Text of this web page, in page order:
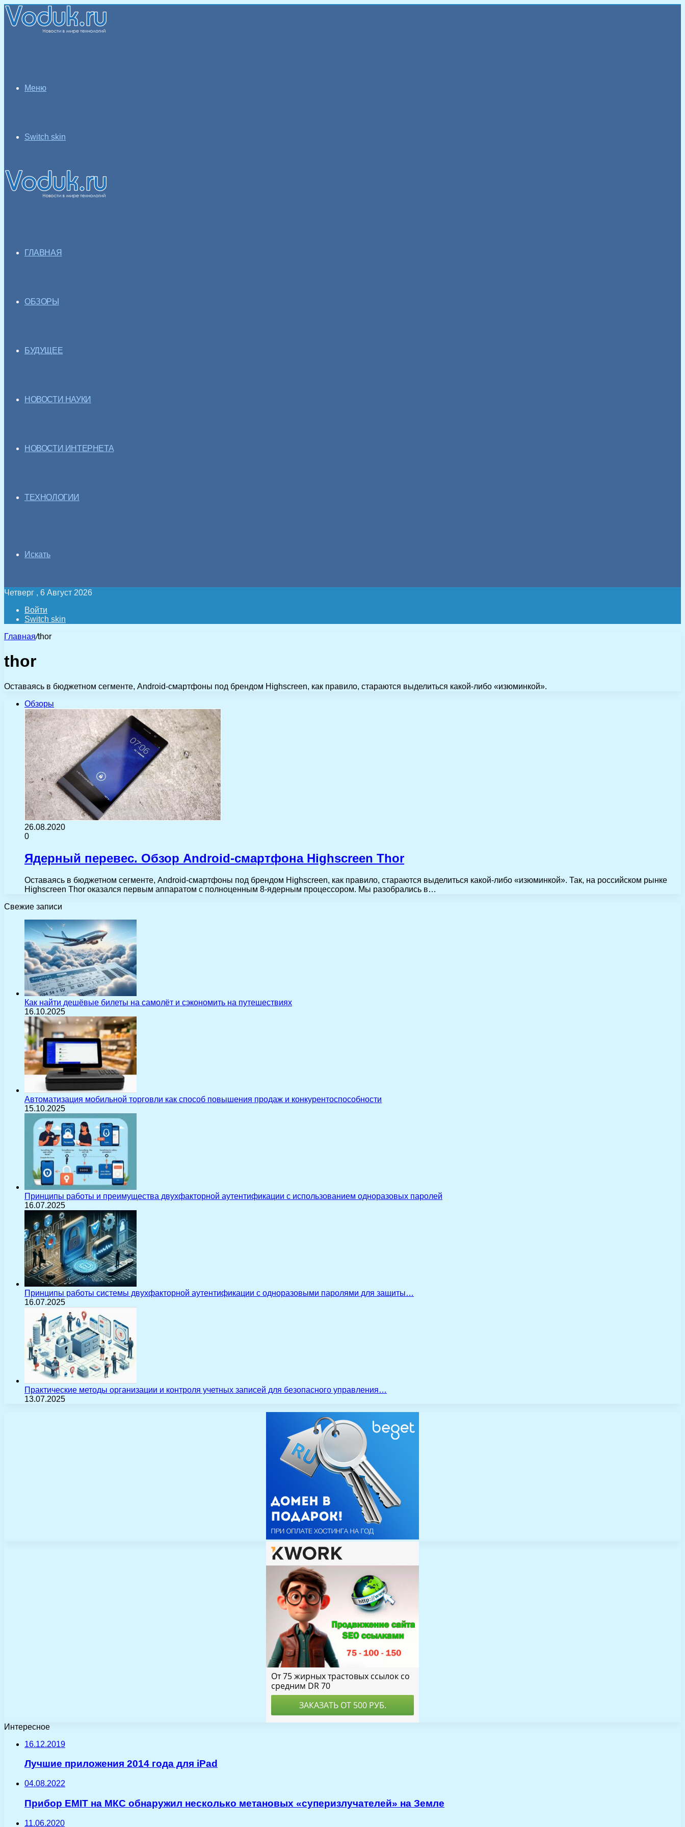
Меню
Switch skin
ГЛАВНАЯ
ОБЗОРЫ
БУДУЩЕЕ
НОВОСТИ НАУКИ
НОВОСТИ ИНТЕРНЕТА
ТЕХНОЛОГИИ
Искать
Четверг , 6 Август 2026
Войти
Switch skin
Главная/thor
thor
Оставаясь в бюджетном сегменте, Android-смартфоны под брендом Highscreen, как правило, стараются выделиться какой-либо «изюминкой».
Обзоры
26.08.2020
0
Ядерный перевес. Обзор Android-смартфона Highscreen Thor
Оставаясь в бюджетном сегменте, Android-смартфоны под брендом Highscreen, как правило, стараются выделиться какой-либо «изюминкой». Так, на российском рынке
Highscreen Thor оказался первым аппаратом с полноценным 8-ядерным процессором. Мы разобрались в…
Свежие записи
Как найти дешёвые билеты на самолёт и сэкономить на путешествиях
16.10.2025
Автоматизация мобильной торговли как способ повышения продаж и конкурентоспособности
15.10.2025
Принципы работы и преимущества двухфакторной аутентификации с использованием одноразовых паролей
16.07.2025
Принципы работы системы двухфакторной аутентификации с одноразовыми паролями для защиты…
16.07.2025
Практические методы организации и контроля учетных записей для безопасного управления…
13.07.2025
Интересное
16.12.2019
Лучшие приложения 2014 года для iPad
04.08.2022
Прибор EMIT на МКС обнаружил несколько метановых «суперизлучателей» на Земле
11.06.2020